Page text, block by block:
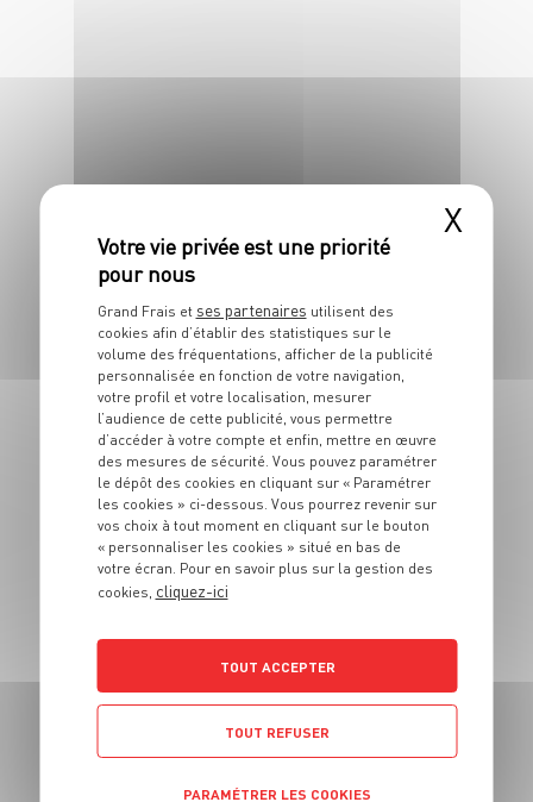
Cocktail Hugo
RECETTE
Spritz blanc à la liqueur
de fleur de sureau
10 min
X
Grand Frais et ses partenaires utilisent des
cookies afin d’établir des statistiques sur le
volume des fréquentations, afficher de la publicité
personnalisée en fonction de votre navigation,
votre profil et votre localisation, mesurer
l’audience de cette publicité, vous permettre
d’accéder à votre compte et enfin, mettre en œuvre
des mesures de sécurité. Vous pouvez paramétrer
le dépôt des cookies en cliquant sur « Paramétrer
les cookies » ci-dessous. Vous pourrez revenir sur
vos choix à tout moment en cliquant sur le bouton
« personnaliser les cookies » situé en bas de
votre écran. Pour en savoir plus sur la gestion des
cookies, cliquez-ici
TOUT ACCEPTER
TOUT REFUSER
PARAMÉTRER LES COOKIES